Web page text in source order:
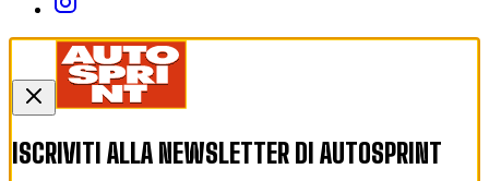
ISCRIVITI ALLA NEWSLETTER DI AUTOSPRINT